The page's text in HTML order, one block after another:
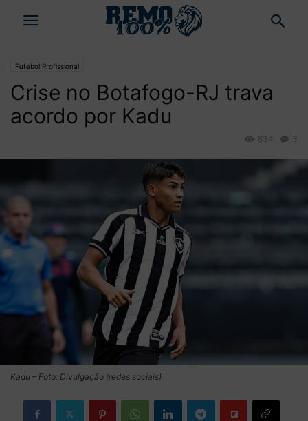
Futebol Profissional
Crise no Botafogo-RJ trava
acordo por Kadu
3
834
Kadu – Foto: Divulgação (redes sociais)